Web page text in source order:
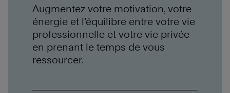
Augmentez votre motivation, votre
énergie et l’équilibre entre votre vie
professionnelle et votre vie privée
en prenant le temps de vous
ressourcer.